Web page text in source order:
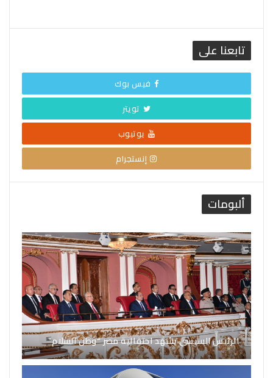
تابعنا على
فيس بوك
تويتر
يوتيوب
إنستجرام
ألبومات
الرئيس السيسي يشهد احتفالية مصر “وطن السلام”